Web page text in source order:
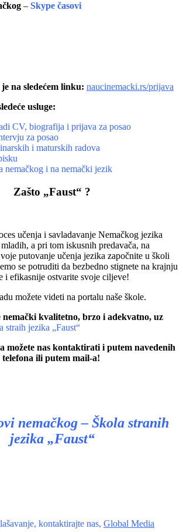
– Skype časovi
na sledećem linku: naucinemacki.rs/prijava
usluge:
CV, biografija i prijava za posao
za posao
i maturskih radova
nemačkog i na nemački jezik
Zašto „Faust“ ?
učenja i savladavanje Nemačkog jezika
a pri tom iskusnih predavača, na
putovanje učenja jezika započnite u školi
se potruditi da bezbedno stignete na krajnju
i efikasnije ostvarite svoje ciljeve!
možete videti na portalu naše škole.
nemački kvalitetno, brzo i adekvatno, uz
straih jezika „Faust“
možete nas kontaktirati i putem navedenih
telefona ili putem mail-a!
nemačkog – Škola stranih
jezika „Faust“
kontaktirajte nas, Global Media